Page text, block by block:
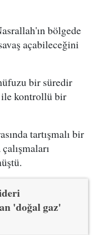
bölgede
açabileceğini
bir süredir
ile kontrollü bir
tartışmalı bir
'doğal gaz'